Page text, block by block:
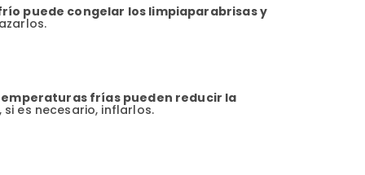
puede congelar los limpiaparabrisas y
frías pueden reducir la
es necesario, inflarlos.